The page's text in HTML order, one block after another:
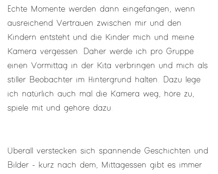
Echte Momente werden dann eingefangen, wenn
ausreichend Vertrauen zwischen mir und den
Kindern entsteht und die Kinder mich und meine
Kamera vergessen. Daher werde ich pro Gruppe
einen Vormittag in der Kita verbringen und mich als
stiller Beobachter im Hintergrund halten. Dazu lege
ich natürlich auch mal die Kamera weg, höre zu,
spiele mit und gehöre dazu.
Überall verstecken sich spannende Geschichten und
Bilder - kurz nach dem, Mittagessen gibt es immer